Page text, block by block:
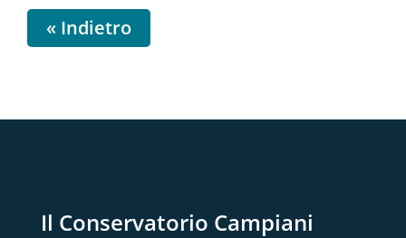
« Indietro
Il Conservatorio Campiani